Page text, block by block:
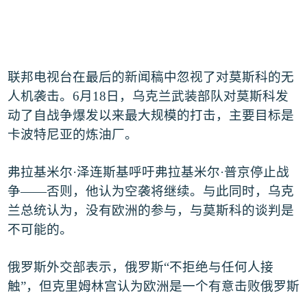
联邦电视台在最后的新闻稿中忽视了对莫斯科的无
人机袭击。 6月 18日，乌克兰武装部队对莫斯科发
动了自战争爆发以来最大规模的打击，主要目标是
卡波特尼亚的炼油厂。
弗拉基米尔·泽连斯基呼吁弗拉基米尔·普京停止战
争——否则，他认为空袭将继续。与此同时，乌克
兰总统认为，没有欧洲的参与，与莫斯科的谈判是
不可能的。
俄罗斯外交部表示，俄罗斯“不拒绝与任何人接
触”，但克里姆林宫认为欧洲是一个有意击败俄罗斯